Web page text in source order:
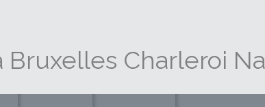
Bruxelles Charleroi